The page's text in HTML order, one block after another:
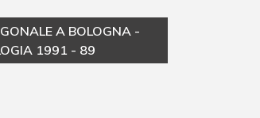
A BOLOGNA -
1991 - 89